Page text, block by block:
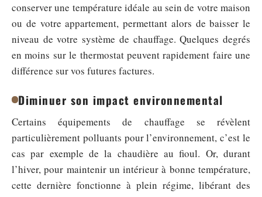
conserver une température idéale au sein de votre maison
ou de votre appartement, permettant alors de baisser le
niveau de votre système de chauffage. Quelques degrés
en moins sur le thermostat peuvent rapidement faire une
différence sur vos futures factures.
Diminuer son impact environnemental
Certains équipements de chauffage se révèlent
particulièrement polluants pour l’environnement, c’est le
cas par exemple de la chaudière au fioul. Or, durant
l’hiver, pour maintenir un intérieur à bonne température,
cette dernière fonctionne à plein régime, libérant des